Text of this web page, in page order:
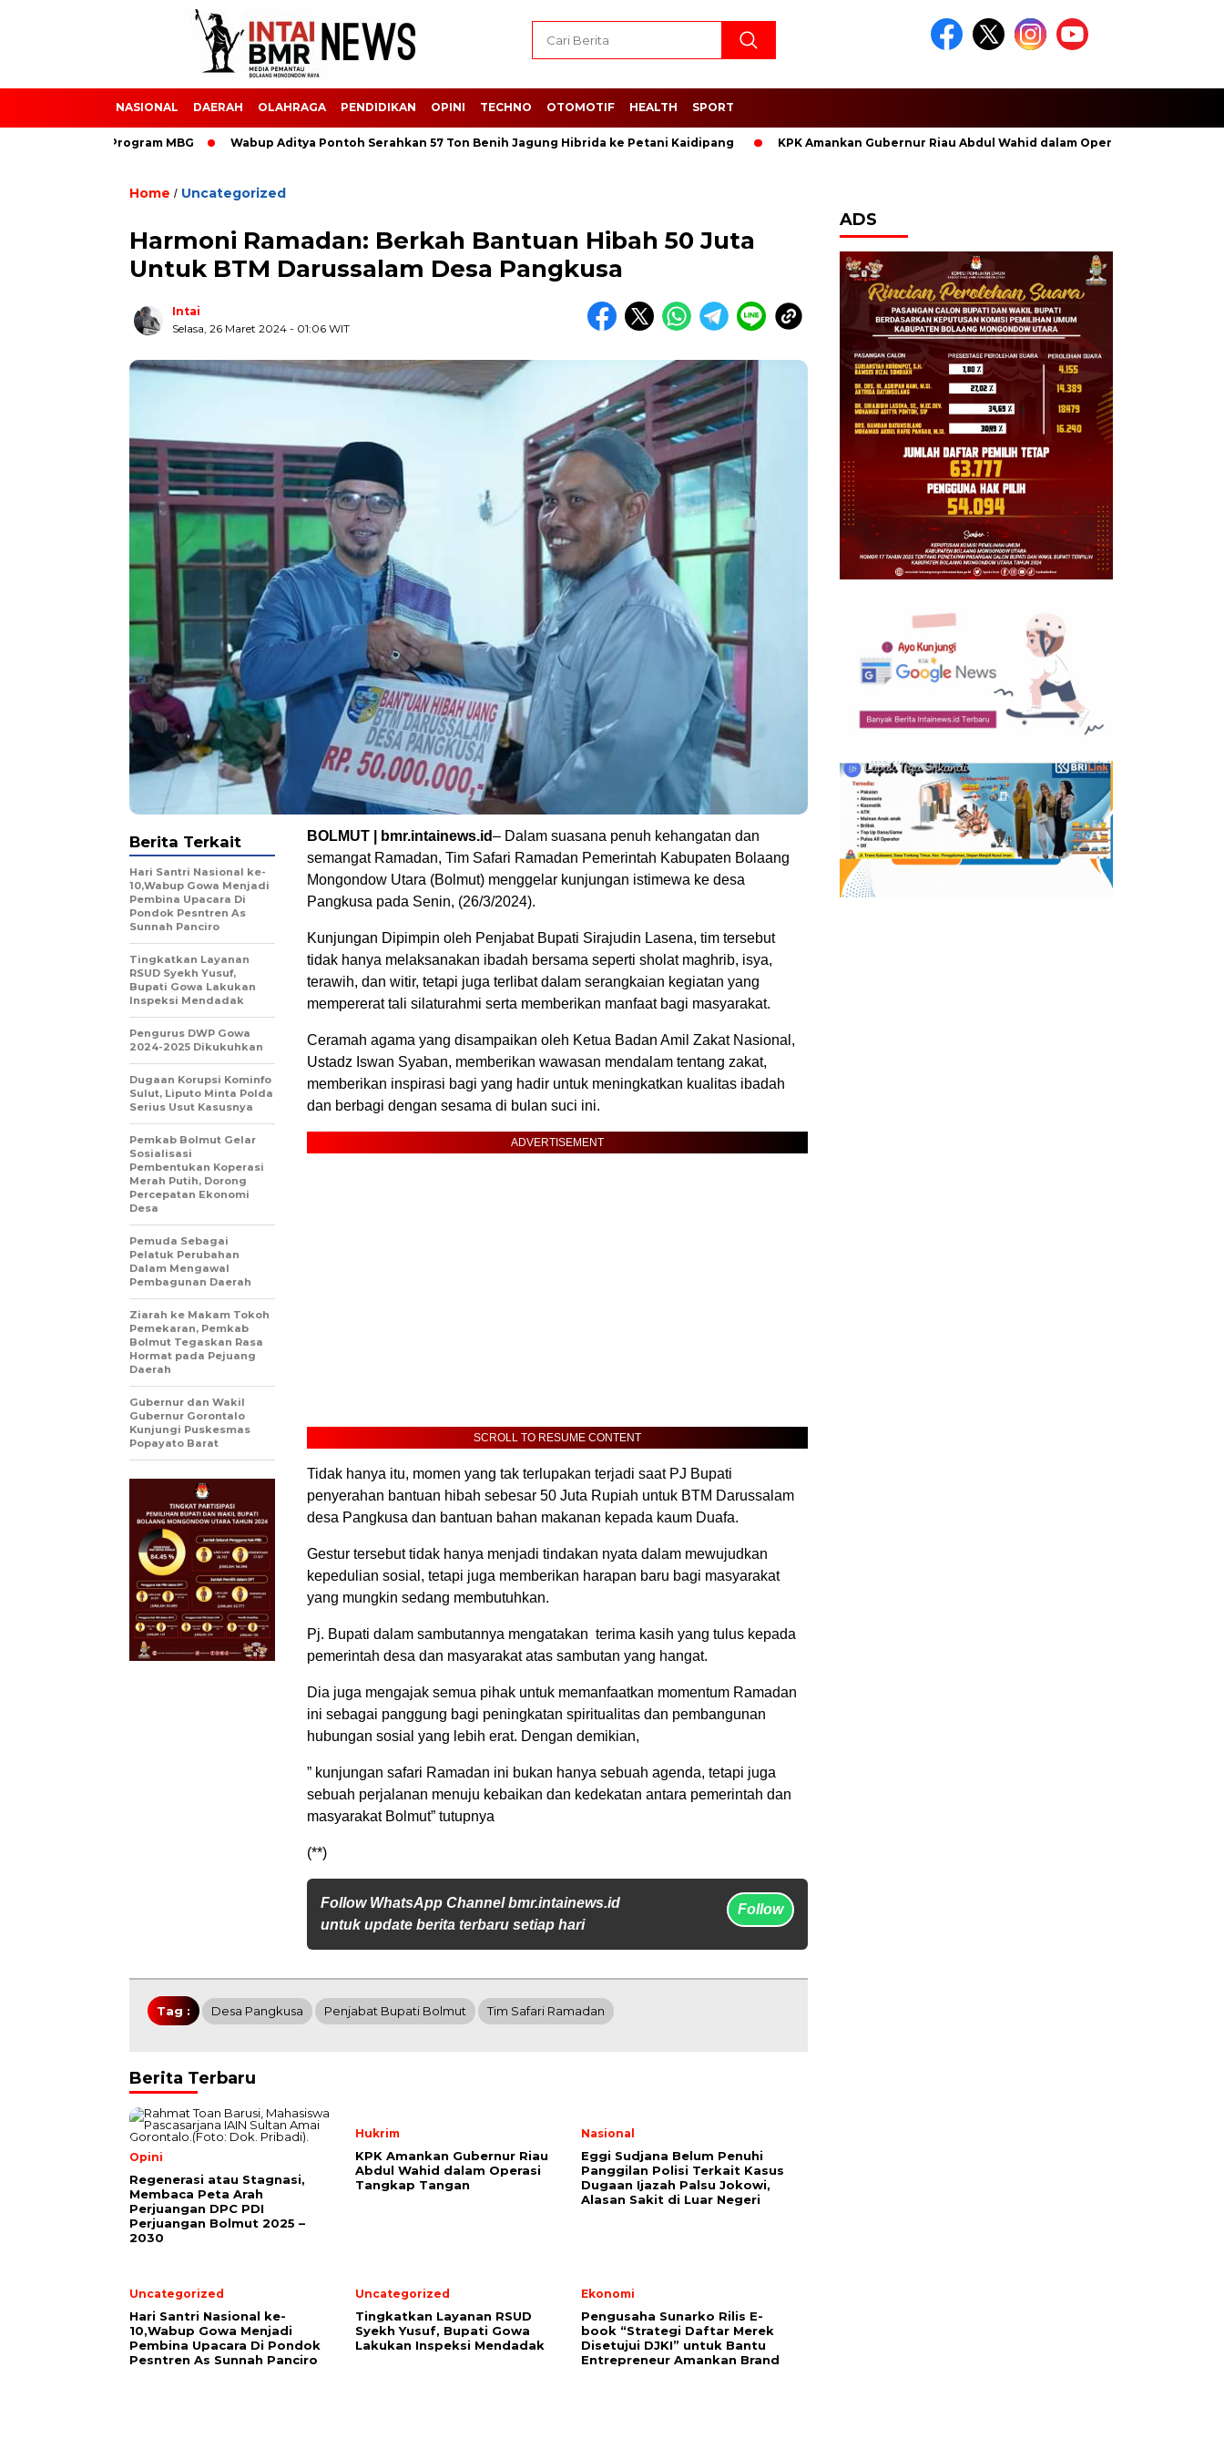
NASIONAL DAERAH OLAHRAGA PENDIDIKAN OPINI TECHNO OTOMOTIF HEALTH SPORT
Program MBG Wabup Aditya Pontoh Serahkan 57 Ton Benih Jagung Hibrida ke Petani Kaidipang KPK Amankan Gubernur Riau Abdul Wahid dalam Operasi Tangkap Tangan
Home / Uncategorized
Harmoni Ramadan: Berkah Bantuan Hibah 50 Juta
Untuk BTM Darussalam Desa Pangkusa
Intai
Selasa, 26 Maret 2024 - 01:06 WIT
BOLMUT | bmr.intainews.id– Dalam suasana penuh kehangatan dan
semangat Ramadan, Tim Safari Ramadan Pemerintah Kabupaten Bolaang
Mongondow Utara (Bolmut) menggelar kunjungan istimewa ke desa
Pangkusa pada Senin, (26/3/2024).
Kunjungan Dipimpin oleh Penjabat Bupati Sirajudin Lasena, tim tersebut
tidak hanya melaksanakan ibadah bersama seperti sholat maghrib, isya,
terawih, dan witir, tetapi juga terlibat dalam serangkaian kegiatan yang
mempererat tali silaturahmi serta memberikan manfaat bagi masyarakat.
Ceramah agama yang disampaikan oleh Ketua Badan Amil Zakat Nasional,
Ustadz Iswan Syaban, memberikan wawasan mendalam tentang zakat,
memberikan inspirasi bagi yang hadir untuk meningkatkan kualitas ibadah
dan berbagi dengan sesama di bulan suci ini.
ADVERTISEMENT
Biru Kuning Geometris Modern Rekrutmen Staf
Kantor Poster Horizontal
SCROLL TO RESUME CONTENT
Tidak hanya itu, momen yang tak terlupakan terjadi saat PJ Bupati
penyerahan bantuan hibah sebesar 50 Juta Rupiah untuk BTM Darussalam
desa Pangkusa dan bantuan bahan makanan kepada kaum Duafa.
Gestur tersebut tidak hanya menjadi tindakan nyata dalam mewujudkan
kepedulian sosial, tetapi juga memberikan harapan baru bagi masyarakat
yang mungkin sedang membutuhkan.
Pj. Bupati dalam sambutannya mengatakan terima kasih yang tulus kepada
pemerintah desa dan masyarakat atas sambutan yang hangat.
Dia juga mengajak semua pihak untuk memanfaatkan momentum Ramadan
ini sebagai panggung bagi peningkatan spiritualitas dan pembangunan
hubungan sosial yang lebih erat. Dengan demikian,
” kunjungan safari Ramadan ini bukan hanya sebuah agenda, tetapi juga
sebuah perjalanan menuju kebaikan dan kedekatan antara pemerintah dan
masyarakat Bolmut” tutupnya
(**)
Follow WhatsApp Channel bmr.intainews.id
untuk update berita terbaru setiap hari
Follow
Berita Terkait
Hari Santri Nasional ke-
10,Wabup Gowa Menjadi
Pembina Upacara Di
Pondok Pesntren As
Sunnah Panciro
Tingkatkan Layanan
RSUD Syekh Yusuf,
Bupati Gowa Lakukan
Inspeksi Mendadak
Pengurus DWP Gowa
2024-2025 Dikukuhkan
Dugaan Korupsi Kominfo
Sulut, Liputo Minta Polda
Serius Usut Kasusnya
Pemkab Bolmut Gelar
Sosialisasi
Pembentukan Koperasi
Merah Putih, Dorong
Percepatan Ekonomi
Desa
Pemuda Sebagai
Pelatuk Perubahan
Dalam Mengawal
Pembagunan Daerah
Ziarah ke Makam Tokoh
Pemekaran, Pemkab
Bolmut Tegaskan Rasa
Hormat pada Pejuang
Daerah
Gubernur dan Wakil
Gubernur Gorontalo
Kunjungi Puskesmas
Popayato Barat
Tag : Desa Pangkusa Penjabat Bupati Bolmut Tim Safari Ramadan
Berita Terbaru
Opini
Regenerasi atau Stagnasi,
Membaca Peta Arah
Perjuangan DPC PDI
Perjuangan Bolmut 2025 –
2030
Hukrim
KPK Amankan Gubernur Riau
Abdul Wahid dalam Operasi
Tangkap Tangan
Nasional
Eggi Sudjana Belum Penuhi
Panggilan Polisi Terkait Kasus
Dugaan Ijazah Palsu Jokowi,
Alasan Sakit di Luar Negeri
Uncategorized
Hari Santri Nasional ke-
10,Wabup Gowa Menjadi
Pembina Upacara Di Pondok
Pesntren As Sunnah Panciro
Uncategorized
Tingkatkan Layanan RSUD
Syekh Yusuf, Bupati Gowa
Lakukan Inspeksi Mendadak
Ekonomi
Pengusaha Sunarko Rilis E-
book “Strategi Daftar Merek
Disetujui DJKI” untuk Bantu
Entrepreneur Amankan Brand
ADS